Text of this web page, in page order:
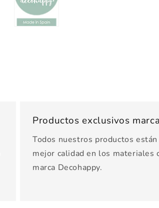
Productos exclusivos
Todos nuestros productos
mejor calidad en los materiales
marca Decohappy.